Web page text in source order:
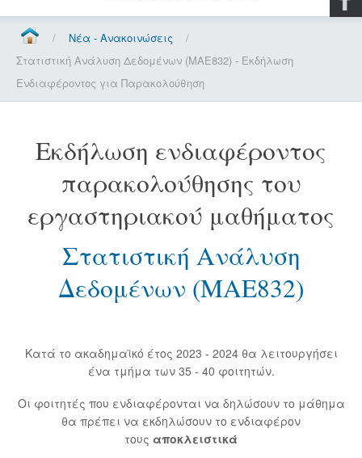
/ Νέα - Ανακοινώσεις
/
Στατιστική Ανάλυση Δεδομένων (ΜΑΕ832) - Εκδήλωση
Ενδιαφέροντος για Παρακολούθηση
Εκδήλωση ενδιαφέροντος
παρακολούθησης του
εργαστηριακού μαθήματος
Στατιστική Ανάλυση
Δεδομένων (ΜΑΕ832)
Κατά το ακαδημαϊκό έτος 2023 - 2024 θα λειτουργήσει
ένα τμήμα των 35 - 40 φοιτητών.
Οι φοιτητές που ενδιαφέρονται να δηλώσουν το μάθημα
θα πρέπει να εκδηλώσουν το ενδιαφέρον
τους αποκλειστικά